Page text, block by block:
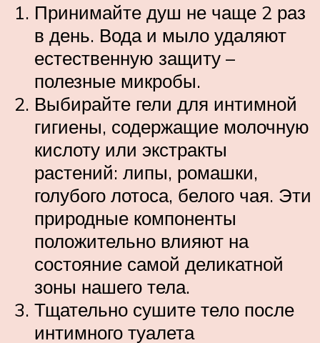
Принимайте душ не чаще 2 раз
в день. Вода и мыло удаляют
естественную защиту –
полезные микробы.
Выбирайте гели для интимной
гигиены, содержащие молочную
кислоту или экстракты
растений: липы, ромашки,
голубого лотоса, белого чая. Эти
природные компоненты
положительно влияют на
состояние самой деликатной
зоны нашего тела.
Тщательно сушите тело после
интимного туалета